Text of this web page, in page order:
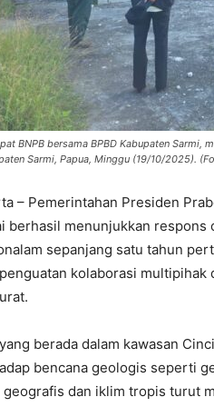
BNPB bersama BPBD Kabupaten
Sarmi, Papua, Minggu (19/10/2025).
– Pemerintahan Presiden
berhasil menunjukkan
sepanjang satu tahun
kolaborasi
berada dalam kawasan
bencana geologis seperti
geografis dan iklim tropis turut